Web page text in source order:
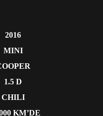
2016
MINI
1.5 D
CHILI
KM’DE